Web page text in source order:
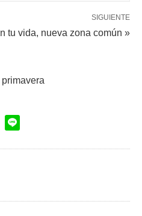
SIGUIENTE
tu vida, nueva zona común »